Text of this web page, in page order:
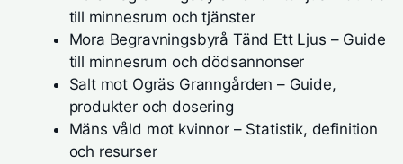
till minnesrum och tjänster
Mora Begravningsbyrå Tänd Ett Ljus – Guide
till minnesrum och dödsannonser
Salt mot Ogräs Granngården – Guide,
produkter och dosering
Mäns våld mot kvinnor – Statistik, definition
och resurser